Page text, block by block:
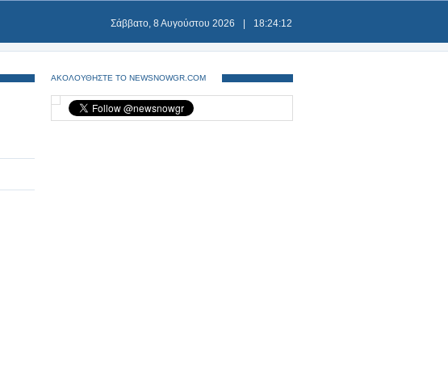
Σάββατο, 8 Αυγούστου 2026 18:24:13
ΑΚΟΛΟΥΘΗΣΤΕ ΤΟ NEWSNOWGR.COM